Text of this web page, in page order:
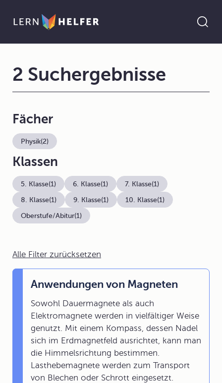
Alle Filter zurücksetzen
Anwendungen von Magneten
Sowohl Dauermagnete als auch
Elektromagnete werden in vielfältiger Weise
genutzt. Mit einem Kompass, dessen Nadel
sich im Erdmagnetfeld ausrichtet, kann man
die Himmelsrichtung bestimmen.
Lasthebemagnete werden zum Transport
von Blechen oder Schrott eingesetzt.
2 Suchergebnisse
Fächer
Physik(2)
Klassen
5. Klasse(1) 6. Klasse(1) 7. Klasse(1)
8. Klasse(1) 9. Klasse(1) 10. Klasse(1)
Oberstufe/Abitur(1)